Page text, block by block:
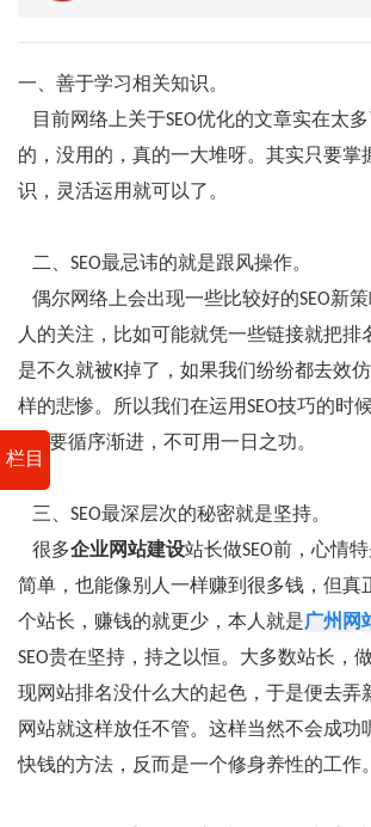
栏目
一、善于学习相关知识。
目前网络上关于SEO优化的文章实在太
的，没用的，真的一大堆呀。其实只要掌
识，灵活运用就可以了。
二、SEO最忌讳的就是跟风操作。
偶尔网络上会出现一些比较好的SEO新
人的关注，比如可能就凭一些链接就把排
是不久就被K掉了，如果我们纷纷都去效
样的悲惨。所以我们在运用SEO技巧的时
SEO要循序渐进，不可用一日之功。
三、SEO最深层次的秘密就是坚持。
很多企业网站建设站长做SEO前，心情
简单，也能像别人一样赚到很多钱，但真
个站长，赚钱的就更少，本人就是广州网
SEO贵在坚持，持之以恒。大多数站长，
现网站排名没什么大的起色，于是便去弄
网站就这样放任不管。这样当然不会成功
快钱的方法，反而是一个修身养性的工作。